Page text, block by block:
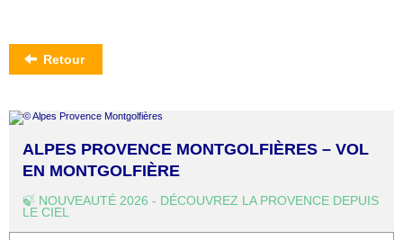
Retour
ALPES PROVENCE MONTGOLFIÈRES – VOL
EN MONTGOLFIÈRE
🍃 NOUVEAUTÉ 2026 - DÉCOUVREZ LA PROVENCE DEPUIS
LE CIEL